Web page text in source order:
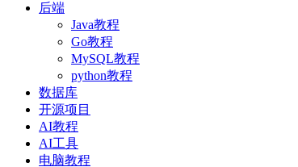
后端
Java教程
Go教程
MySQL教程
python教程
数据库
开源项目
AI教程
AI工具
电脑教程